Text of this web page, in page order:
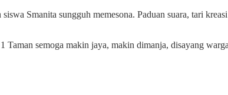
Smanita sungguh memesona. Paduan suara, tari
Taman semoga makin jaya, makin dimanja, disayang